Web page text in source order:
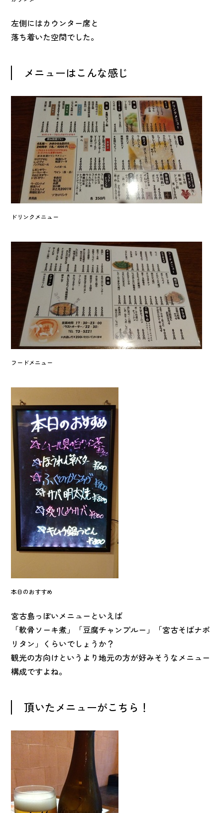
左側にはカウンター席と
落ち着いた空間でした。
メニューはこんな感じ
ドリンクメニュー
フードメニュー
本日のおすすめ
宮古島っぽいメニューといえば
「軟骨ソーキ煮」「豆腐チャンプルー」「宮古そばナポ
リタン」くらいでしょうか？
観光の方向けというより地元の方が好みそうなメニュー
構成ですよね。
頂いたメニューがこちら！